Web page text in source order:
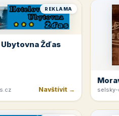
REKLAMA
Žďas
Navštívit → selsky-